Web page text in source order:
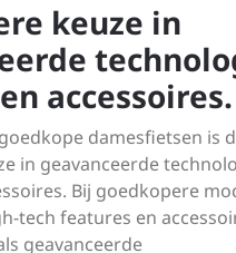
keuze in
accessoires.
damesfietsen is
in geavanceerde
Bij goedkopere
tech features en
geavanceerde